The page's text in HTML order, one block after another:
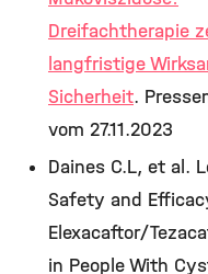
Dreifachtherapie
langfristige
Sicherheit.
vom 27.11.2023
Daines C.L, et al.
Safety and
Elexacaftor/
in People With